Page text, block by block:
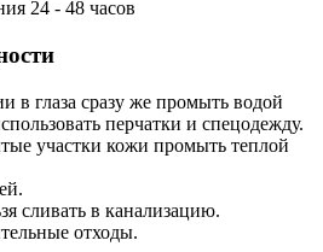
24 - 48 часов
в глаза сразу же промыть водой
перчатки и спецодежду.
участки кожи промыть теплой
сливать в канализацию.
отходы.